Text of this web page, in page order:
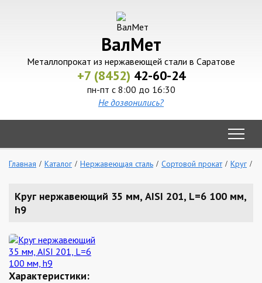
ВалМет
Металлопрокат из нержавеющей стали в Саратове
+7 (8452) 42-60-24
пн-пт с 8:00 до 16:30
Не дозвонились?
Главная Каталог Нержавеющая сталь Сортовой прокат Круг
Круг нержавеющий 35 мм, AISI 201, L=6 100 мм,
h9
Характеристики: